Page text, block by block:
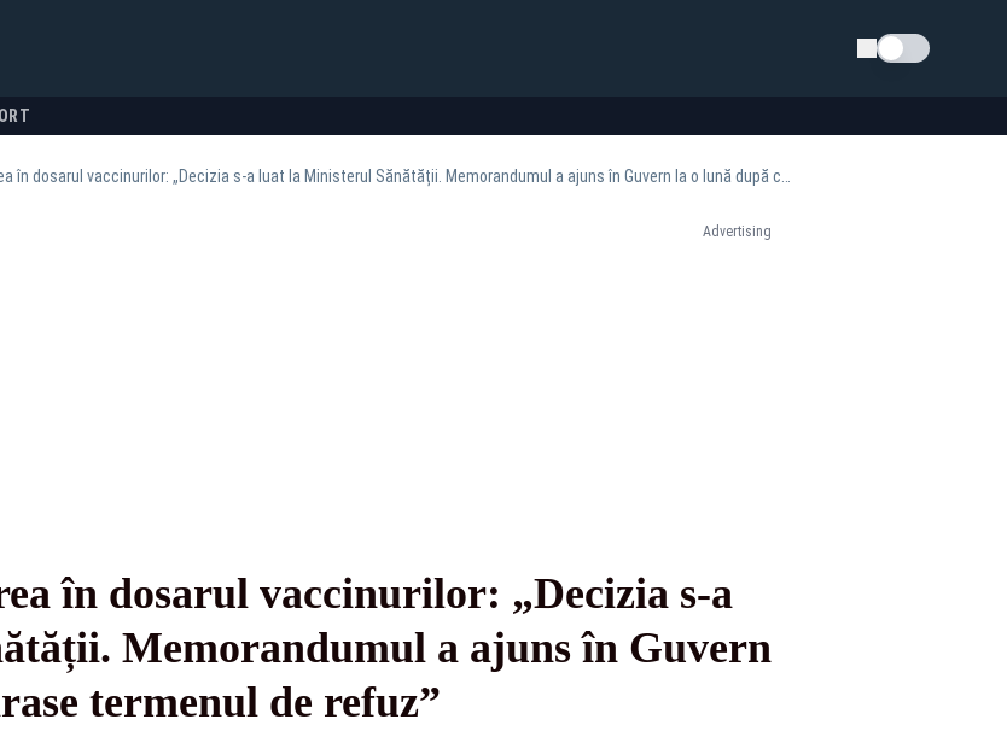
Schimba tema
Advertising
în dosarul vaccinurilor: „Decizia s-a
Memorandumul a ajuns în Guvern
termenul de refuz”